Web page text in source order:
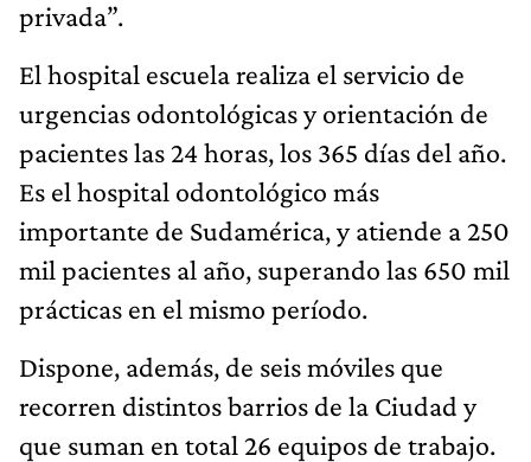
privada”.
El hospital escuela realiza el servicio de
urgencias odontológicas y orientación de
pacientes las 24 horas, los 365 días del año.
Es el hospital odontológico más
importante de Sudamérica, y atiende a 250
mil pacientes al año, superando las 650 mil
prácticas en el mismo período.
Dispone, además, de seis móviles que
recorren distintos barrios de la Ciudad y
que suman en total 26 equipos de trabajo.